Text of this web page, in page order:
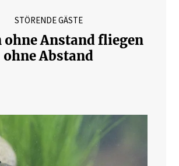
STÖRENDE GÄSTE
ohne Anstand fliegen
ohne Abstand